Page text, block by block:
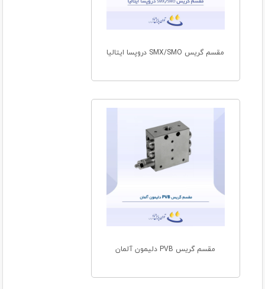
مقسم گریس SMX/SMO دروپسا ایتالیا
مقسم گریس PVB دلیمون آلمان